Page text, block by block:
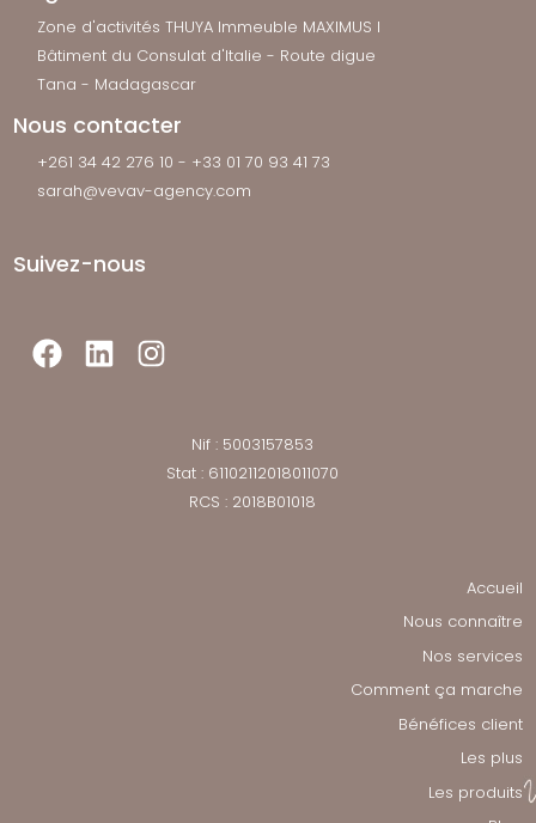
Zone d'activités THUYA Immeuble MAXIMUS I
Bâtiment du Consulat d'Italie - Route digue
Tana - Madagascar
Nous contacter
+261 34 42 276 10 - +33 01 70 93 41 73
sarah@vevav-agency.com
Suivez-nous
FacebookLinkedInInstagram
Nif : 5003157853
Stat : 61102112018011070
RCS : 2018B01018
Accueil
Nous connaître
Nos services
Comment ça marche
Bénéfices client
Les plus
Les produits